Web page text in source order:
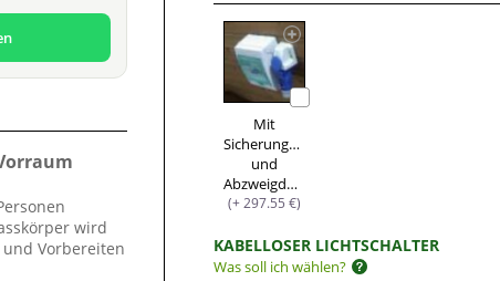
wird
Vorbereiten
Mit
Sicherungskasten
und
Abzweigdose
(+ 297.55 €)
KABELLOSER LICHTSCHALTER
Was soll ich wählen?